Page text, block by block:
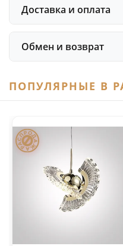
Доставка и оплата
Обмен и возврат
ПОПУЛЯРНЫЕ В